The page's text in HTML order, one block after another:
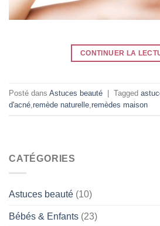
CONTINUER LA
Posté dans Astuces beauté | Tagged
d'acné remède naturelle remèdes maison
CATÉGORIES
Astuces beauté (10)
Bébés & Enfants (23)